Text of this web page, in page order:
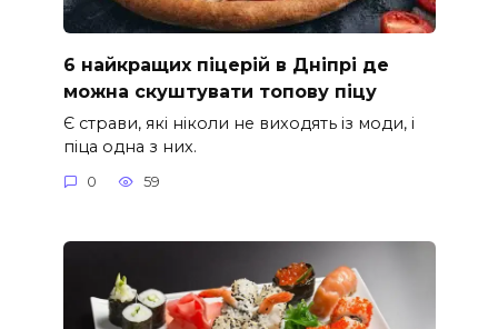
6 найкращих піцерій в Дніпрі де
можна скуштувати топову піцу
Є страви, які ніколи не виходять із моди, і
піца одна з них.
0 59